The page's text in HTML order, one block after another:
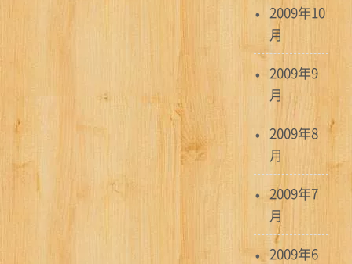
2009年10
月
2009年9
月
2009年8
月
2009年7
月
2009年6